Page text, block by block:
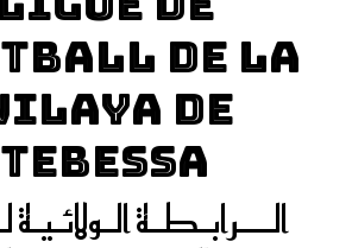
DE LA
DE
TEBESSA
الـــرابـطـة